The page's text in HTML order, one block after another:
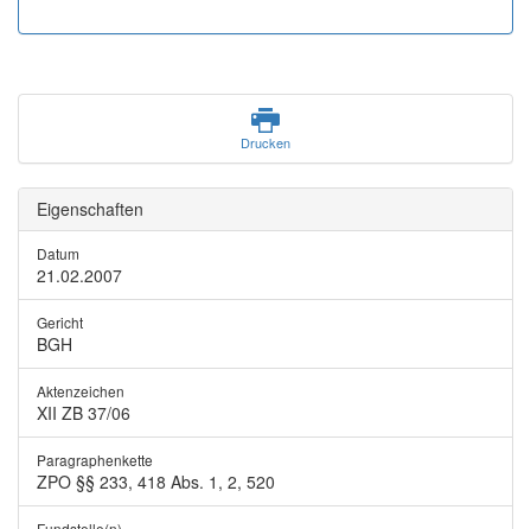
Drucken
Eigenschaften
Datum
21.02.2007
Gericht
BGH
Aktenzeichen
XII ZB 37/06
Paragraphenkette
ZPO §§ 233, 418 Abs. 1, 2, 520